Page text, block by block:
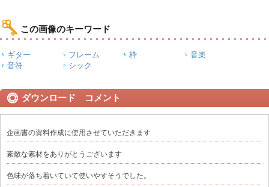
この画像のキーワード
ギター フレーム 枠
音楽
音符
シック
ダウンロード コメント
企画書の資料作成に使用させていただきます
素敵な素材をありがとうございます
色味が落ち着いていて使いやすそうでした。